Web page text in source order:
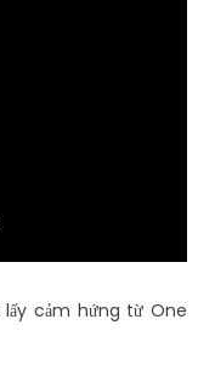
lấy cảm hứng từ One